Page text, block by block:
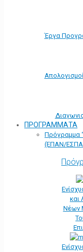
Έργα
ΠΡΟΓΡΑΜΜΑΤΑ
Πρόγραμμα
(ΕΠΑΝ/ΕΣΠΑ
και
Νέων